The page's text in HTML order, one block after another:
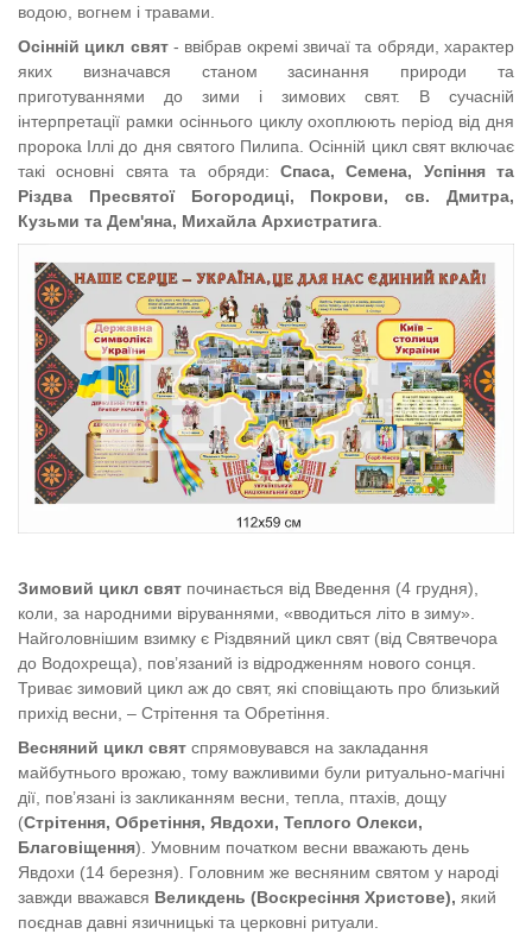
водою, вогнем і травами.
Осінній цикл свят- ввібрав окремі звичаї та обряди, характер
яких визначався станом засинання природи та
приготуваннями до зими і зимових свят. В сучасній
інтерпретації рамки осіннього циклу охоплюють період від дня
пророка Іллі до дня святого Пилипа. Осінній цикл свят включає
такі основні свята та обряди: Спаса, Семена, Успіння та
Різдва Пресвятої Богородиці, Покрови, св. Дмитра,
Кузьми та Дем'яна, Михайла Архистратига
Зимовий цикл свят починається від Введення (4 грудня),
коли, за народними віруваннями, «вводиться літо в зиму».
Найголовнішим взимку є Різдвяний цикл свят (від Святвечора
до Водохреща), пов’язаний із відродженням нового сонця.
Триває зимовий цикл аж до свят, які сповіщають про близький
прихід весни, – Стрітення та Обретіння.
Весняний цикл свят спрямовувався на закладання
майбутнього врожаю, тому важливими були ритуально-магічні
дії, пов’язані із закликанням весни, тепла, птахів, дощу
(Стрітення, Обретіння, Явдохи, Теплого Олекси,
Благовіщення). Умовним початком весни вважають день
Явдохи (14 березня). Головним же весняним святом у народі
завжди вважався Великдень (Воскресіння Христове), який
поєднав давні язичницькі та церковні ритуали.